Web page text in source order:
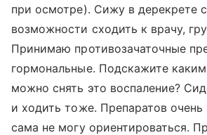
при осмотре). Сижу в дерекрете
возможности сходить к врачу,
Принимаю противозачаточные
гормональные. Подскажите
можно снять это воспаление?
и ходить тоже. Препаратов
сама не могу ориентироваться.